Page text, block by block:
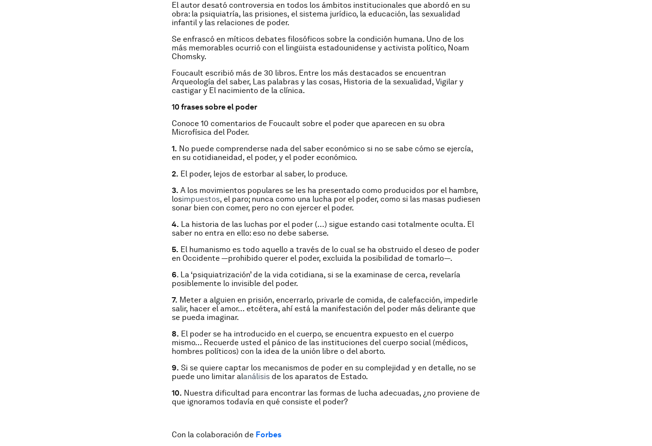
El autor desató controversia en todos los ámbitos institucionales que abordó en su
obra: la psiquiatría, las prisiones, el sistema jurídico, la educación, las sexualidad
infantil y las relaciones de poder.
Se enfrascó en míticos debates filosóficos sobre la condición humana. Uno de los
más memorables ocurrió con el lingüista estadounidense y activista político, Noam
Chomsky.
Foucault escribió más de 30 libros. Entre los más destacados se encuentran
Arqueología del saber, Las palabras y las cosas, Historia de la sexualidad, Vigilar y
castigar y El nacimiento de la clínica.
10 frases sobre el poder
Conoce 10 comentarios de Foucault sobre el poder que aparecen en su obra
Microfísica del Poder.
1. No puede comprenderse nada del saber económico si no se sabe cómo se ejercía,
en su cotidianeidad, el poder, y el poder económico.
2. El poder, lejos de estorbar al saber, lo produce.
3. A los movimientos populares se les ha presentado como producidos por el hambre,
losimpuestos, el paro; nunca como una lucha por el poder, como si las masas pudiesen
sonar bien con comer, pero no con ejercer el poder.
4. La historia de las luchas por el poder (…) sigue estando casi totalmente oculta. El
saber no entra en ello: eso no debe saberse.
5. El humanismo es todo aquello a través de lo cual se ha obstruido el deseo de poder
en Occidente —prohibido querer el poder, excluida la posibilidad de tomarlo—.
6. La ‘psiquiatrización’ de la vida cotidiana, si se la examinase de cerca, revelaría
posiblemente lo invisible del poder.
7. Meter a alguien en prisión, encerrarlo, privarle de comida, de calefacción, impedirle
salir, hacer el amor… etcétera, ahí está la manifestación del poder más delirante que
se pueda imaginar.
8. El poder se ha introducido en el cuerpo, se encuentra expuesto en el cuerpo
mismo… Recuerde usted el pánico de las instituciones del cuerpo social (médicos,
hombres políticos) con la idea de la unión libre o del aborto.
9. Si se quiere captar los mecanismos de poder en su complejidad y en detalle, no se
puede uno limitar alanálisis de los aparatos de Estado.
10. Nuestra dificultad para encontrar las formas de lucha adecuadas, ¿no proviene de
que ignoramos todavía en qué consiste el poder?
Con la colaboración de Forbes